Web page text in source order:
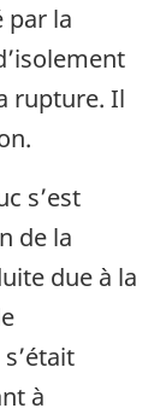
par la
rupture. Il
s’est
de la
due à la
à